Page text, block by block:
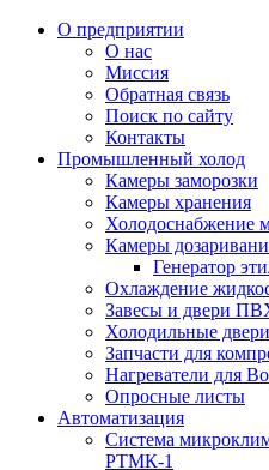
О предприятии
О нас
Миссия
Обратная связь
Поиск по сайту
Контакты
Промышленный холод
Камеры заморозки
Камеры хранения
Холодоснабжение
Камеры
Генератор
Oхлаждениe
Завесы и двери
Холодильные
Запчасти для
Нагреватели для
Опросные листы
Автоматизация
Система
РТМК-1